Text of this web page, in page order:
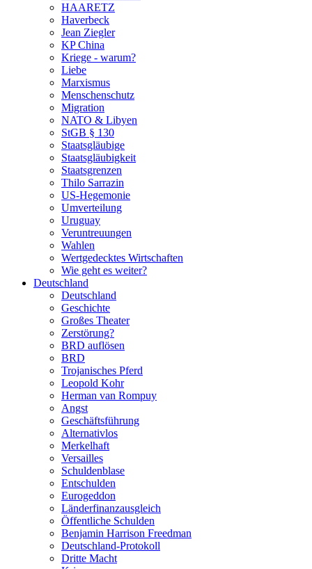
HAARETZ
Haverbeck
Jean Ziegler
KP China
Kriege - warum?
Liebe
Marxismus
Menschenschutz
Migration
NATO & Libyen
StGB § 130
Staatsgläubige
Staatsgläubigkeit
Staatsgrenzen
Thilo Sarrazin
US-Hegemonie
Umverteilung
Uruguay
Veruntreuungen
Wahlen
Wertgedecktes Wirtschaften
Wie geht es weiter?
Deutschland
Deutschland
Geschichte
Großes Theater
Zerstörung?
BRD auflösen
BRD
Trojanisches Pferd
Leopold Kohr
Herman van Rompuy
Angst
Geschäftsführung
Alternativlos
Merkelhaft
Versailles
Schuldenblase
Entschulden
Eurogeddon
Länderfinanzausgleich
Öffentliche Schulden
Benjamin Harrison Freedman
Deutschland-Protokoll
Dritte Macht